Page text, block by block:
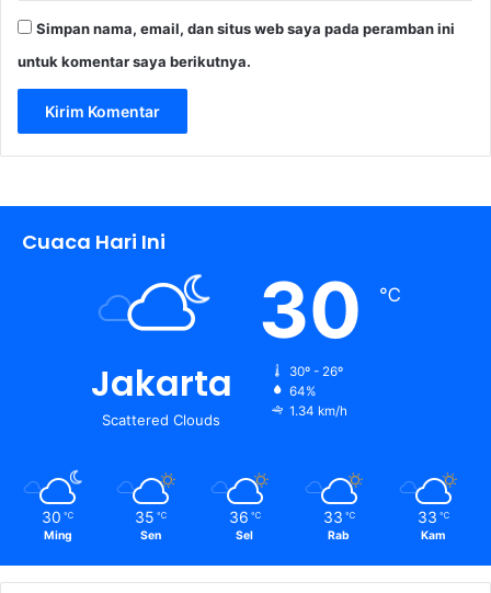
Simpan nama, email, dan situs web saya pada peramban ini
untuk komentar saya berikutnya.
Cuaca Hari Ini
Jakarta
Scattered Clouds
30 ℃
30º - 26º
64%
1.34 km/h
30 ℃
Ming
35 ℃
Sen
36 ℃
Sel
33 ℃
Rab
33 ℃
Kam